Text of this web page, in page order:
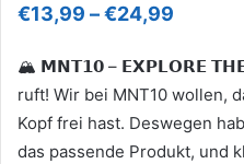
€13,99 –€24,99
bis
🏔 𝗠𝗡𝗧𝟭𝟬 – 𝗘𝗫𝗣𝗟𝗢𝗥𝗘
ruft! Wir bei MNT10 wollen,
Kopf frei hast. Deswegen
das passende Produkt, und